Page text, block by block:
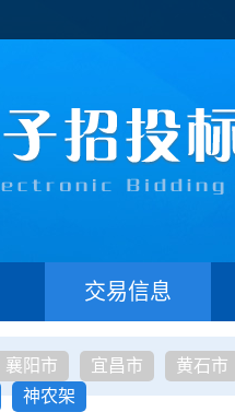
交易信息
襄阳市 宜昌市
黄石市
神农架